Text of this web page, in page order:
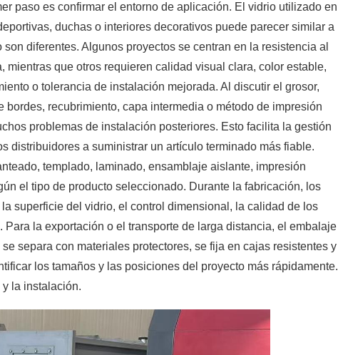
paso es confirmar el entorno de aplicación. El vidrio utilizado en
duchas o interiores decorativos puede parecer similar a
diferentes. Algunos proyectos se centran en la resistencia al
mientras que otros requieren calidad visual clara, color estable,
o tolerancia de instalación mejorada. Al discutir el grosor,
recubrimiento, capa intermedia o método de impresión
problemas de instalación posteriores. Esto facilita la gestión
distribuidores a suministrar un artículo terminado más fiable.
templado, laminado, ensamblaje aislante, impresión
el tipo de producto seleccionado. Durante la fabricación, los
superficie del vidrio, el control dimensional, la calidad de los
la exportación o el transporte de larga distancia, el embalaje
separa con materiales protectores, se fija en cajas resistentes y
los tamaños y las posiciones del proyecto más rápidamente.
la instalación.